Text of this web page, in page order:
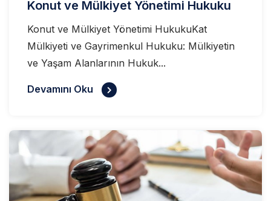
Konut ve Mülkiyet Yönetimi Hukuku
Konut ve Mülkiyet Yönetimi HukukuKat
Mülkiyeti ve Gayrimenkul Hukuku: Mülkiyetin
ve Yaşam Alanlarının Hukuk...
Devamını Oku